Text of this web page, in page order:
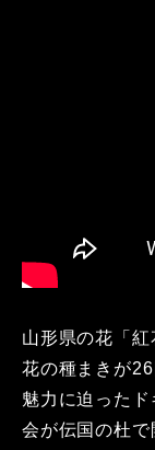
山形県の花「
花の種まきが
魅力に迫った
会が伝国の杜